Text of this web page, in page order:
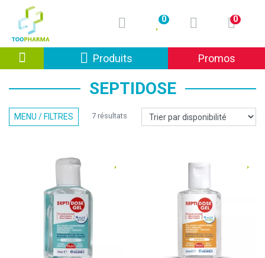
0 0
ProduitsAfficher la navigation
Promos
SEPTIDOSE
MENU / FILTRES 7 résultats